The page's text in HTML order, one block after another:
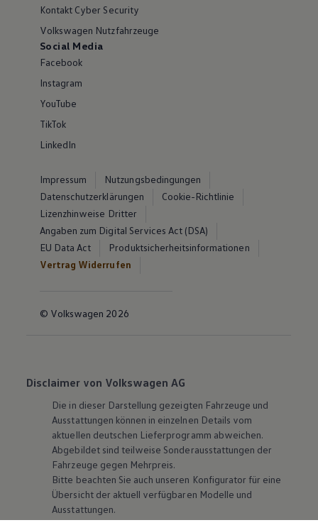
Kontakt Cyber Security
Volkswagen Nutzfahrzeuge
Social Media
Facebook
Instagram
YouTube
TikTok
LinkedIn
Impressum
Nutzungsbedingungen
Datenschutzerklärungen
Cookie-Richtlinie
Lizenzhinweise Dritter
Angaben zum Digital Services Act (DSA)
EU Data Act
Produktsicherheitsinformationen
Vertrag Widerrufen
© Volkswagen 2026
Disclaimer von Volkswagen AG
Die in dieser Darstellung gezeigten Fahrzeuge und
Ausstattungen können in einzelnen Details vom
aktuellen deutschen Lieferprogramm abweichen.
Abgebildet sind teilweise Sonderausstattungen der
Fahrzeuge gegen Mehrpreis.
Bitte beachten Sie auch unseren Konfigurator für eine
Übersicht der aktuell verfügbaren Modelle und
Ausstattungen.